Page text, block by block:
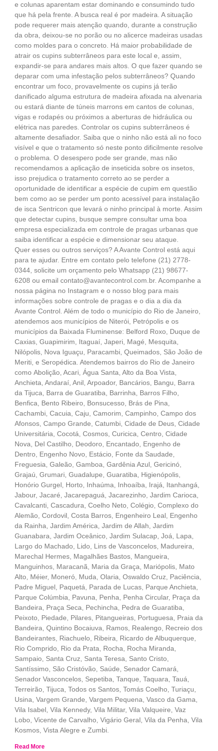
e colunas aparentam estar dominando e consumindo tudo
que há pela frente. A busca real é por madeira. A situação
pode requerer mais atenção quando, durante a construção
da obra, deixou-se no porão ou no alicerce madeiras usadas
como moldes para o concreto. Há maior probabilidade de
atrair os cupins subterrâneos para este local e, assim,
expandir-se para andares mais altos. O que fazer quando se
deparar com uma infestação pelos subterrâneos? Quando
encontrar um foco, provavelmente os cupins já terão
danificado alguma estrutura de madeira afixada na alvenaria
ou estará diante de túneis marrons em cantos de colunas,
vigas e rodapés ou próximos a aberturas de hidráulica ou
elétrica nas paredes. Controlar os cupins subterrâneos é
altamente desafiador. Saiba que o ninho não está ali no foco
visível e que o tratamento só neste ponto dificilmente resolve
o problema. O desespero pode ser grande, mas não
recomendamos a aplicação de inseticida sobre os insetos,
isso prejudica o tratamento correto ao se perder a
oportunidade de identificar a espécie de cupim em questão
bem como ao se perder um ponto acessível para instalação
de isca Sentricon que levará o ninho principal à morte. Assim
que detectar cupins, busque sempre consultar uma boa
empresa especializada em controle de pragas urbanas que
saiba identificar a espécie e dimensionar seu ataque.
Quer esses ou outros serviços? A Avante Control está aqui
para te ajudar. Entre em contato pelo telefone (21) 2778-
0344, solicite um orçamento pelo Whatsapp (21) 98677-
6208 ou email contato@avantecontrol.com.br. Acompanhe a
nossa página no Instagram e o nosso blog para mais
informações sobre controle de pragas e o dia a dia da
Avante Control. Além de todo o município do Rio de Janeiro,
atendemos aos municípios de Niterói, Petrópolis e os
municípios da Baixada Fluminense: Belford Roxo, Duque de
Caxias, Guapimirim, Itaguaí, Japeri, Magé, Mesquita,
Nilópolis, Nova Iguaçu, Paracambi, Queimados, São João de
Meriti, e Seropédica. Atendemos bairros do Rio de Janeiro
como Abolição, Acari, Água Santa, Alto da Boa Vista,
Anchieta, Andaraí, Anil, Arpoador, Bancários, Bangu, Barra
da Tijuca, Barra de Guaratiba, Barrinha, Barros Filho,
Benfica, Bento Ribeiro, Bonsucesso, Brás de Pina,
Cachambi, Cacuia, Caju, Camorim, Campinho, Campo dos
Afonsos, Campo Grande, Catumbi, Cidade de Deus, Cidade
Universitária, Cocotá, Cosmos, Curicica, Centro, Cidade
Nova, Del Castilho, Deodoro, Encantado, Engenho de
Dentro, Engenho Novo, Estácio, Fonte da Saudade,
Freguesia, Galeão, Gamboa, Gardênia Azul, Gericinó,
Grajaú, Grumari, Guadalupe, Guaratiba, Higienópolis,
Honório Gurgel, Horto, Inhaúma, Inhoaíba, Irajá, Itanhangá,
Jabour, Jacaré, Jacarepaguá, Jacarezinho, Jardim Carioca,
Cavalcanti, Cascadura, Coelho Neto, Colégio, Complexo do
Alemão, Cordovil, Costa Barros, Engenheiro Leal, Engenho
da Rainha, Jardim América, Jardim de Allah, Jardim
Guanabara, Jardim Oceânico, Jardim Sulacap, Joá, Lapa,
Largo do Machado, Lido, Lins de Vasconcelos, Madureira,
Marechal Hermes, Magalhães Bastos, Mangueira,
Manguinhos, Maracanã, Maria da Graça, Mariópolis, Mato
Alto, Méier, Moneró, Muda, Olaria, Oswaldo Cruz, Paciência,
Padre Miguel, Paquetá, Parada de Lucas, Parque Anchieta,
Parque Colúmbia, Pavuna, Penha, Penha Circular, Praça da
Bandeira, Praça Seca, Pechincha, Pedra de Guaratiba,
Peixoto, Piedade, Pilares, Pitangueiras, Portuguesa, Praia da
Bandeira, Quintino Bocaiuva, Ramos, Realengo, Recreio dos
Bandeirantes, Riachuelo, Ribeira, Ricardo de Albuquerque,
Rio Comprido, Rio da Prata, Rocha, Rocha Miranda,
Sampaio, Santa Cruz, Santa Teresa, Santo Cristo,
Santíssimo, São Cristóvão, Saúde, Senador Camará,
Senador Vasconcelos, Sepetiba, Tanque, Taquara, Tauá,
Terreirão, Tijuca, Todos os Santos, Tomás Coelho, Turiaçu,
Usina, Vargem Grande, Vargem Pequena, Vasco da Gama,
Vila Isabel, Vila Kennedy, Vila Militar, Vila Valqueire, Vaz
Lobo, Vicente de Carvalho, Vigário Geral, Vila da Penha, Vila
Kosmos, Vista Alegre e Zumbi.
Read More